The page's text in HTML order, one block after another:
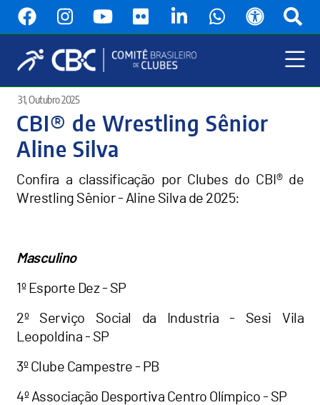
conteúdo
Menu
Principal
CBI® de Wrestling Sênior
Aline Silva
31, Outubro 2025
Confira a classificação por Clubes do CBI® de
Wrestling Sênior - Aline Silva de 2025:
Masculino
1º Esporte Dez - SP
2º Serviço Social da Industria - Sesi Vila
Leopoldina - SP
3º Clube Campestre - PB
4º Associação Desportiva Centro Olímpico - SP